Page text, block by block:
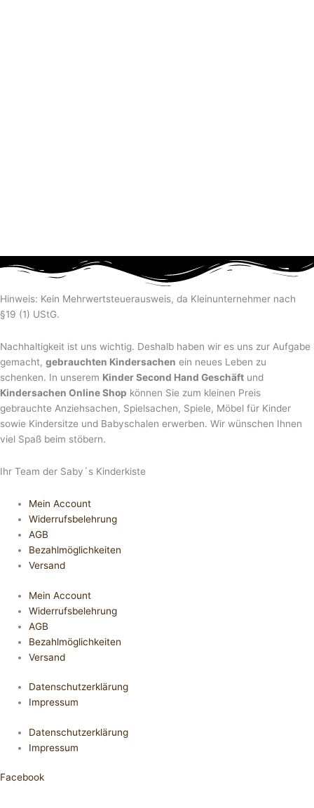
Hinweis: Kein Mehrwertsteuerausweis, da Kleinunternehmer nach
§19 (1) UStG.
Nachhaltigkeit ist uns wichtig. Deshalb haben wir es uns zur Aufgabe
gemacht, gebrauchten Kindersachen ein neues Leben zu
schenken. In unserem Kinder Second Hand Geschäft und
Kindersachen Online Shop können Sie zum kleinen Preis
gebrauchte Anziehsachen, Spiel­sachen, Spiele, Möbel für Kinder
sowie Kindersitze und Babyschalen erwerben. Wir wünschen Ihnen
viel Spaß beim stöbern.
Ihr Team der Saby´s Kinderkiste
Mein Account
Widerrufsbelehrung
AGB
Bezahlmöglichkeiten
Versand
Mein Account
Widerrufsbelehrung
AGB
Bezahlmöglichkeiten
Versand
Datenschutzerklärung
Impressum
Datenschutzerklärung
Impressum
Facebook